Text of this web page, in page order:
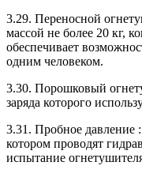
3.29. Переносной
массой не более 20 кг,
обеспечивает
одним человеком.
3.30. Порошковый
заряда которого
3.31. Пробное давление
котором проводят
испытание